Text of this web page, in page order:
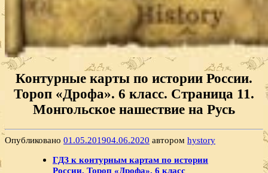
Контурные карты по истории России.
Тороп «Дрофа». 6 класс. Страница 11.
Монгольское нашествие на Русь
Опубликовано 01.05.201904.06.2020 автором hystory
ГДЗ к контурным картам по истории
России. Тороп «Дрофа». 6 класс